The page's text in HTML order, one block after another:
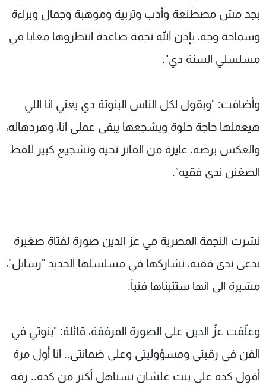
بجد مش مصطنعة وأدب وتربية وموهبة وجمال وبراءة
وسماحة وجه، بإذن الله نجمة صاعدة انتظروها معايا في
مسلسلي السنة دي".
وأضافت: "وبقول لكل الناس البنوتة دي يعني انا اللي
هيعملها حاجة حلوة ويشجعها يبقى عملي انا، وهردهاله،
والعكس برضه، عايزة من الفانز تحية وتشجيع كبير للقط
الصغنن ندى فقيه".
نشرت النجمة المصرية مي عز الدين صورة لفتاة صغيرة
تدعى ندى فقيه، تشاركها في مسلسلها الجديد "رسايل"،
مشيرة الى انها ستتبناها فنياً.
وعلّقت عزّ الدين على الصورة المرفقة، قائلة: "بنوتي في
الفن في رقبتي ومسؤوليتي وعلى ضمانتي.. انا أول مرة
أقول كده على بنت علشان تستاهل أكتر من كده.. رقة